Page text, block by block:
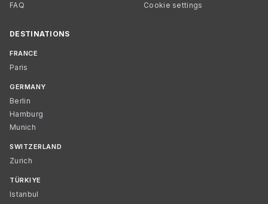
FAQ
Cookie settings
DESTINATIONS
FRANCE
Paris
GERMANY
Berlin
Hamburg
Munich
SWITZERLAND
Zurich
TÜRKIYE
Istanbul